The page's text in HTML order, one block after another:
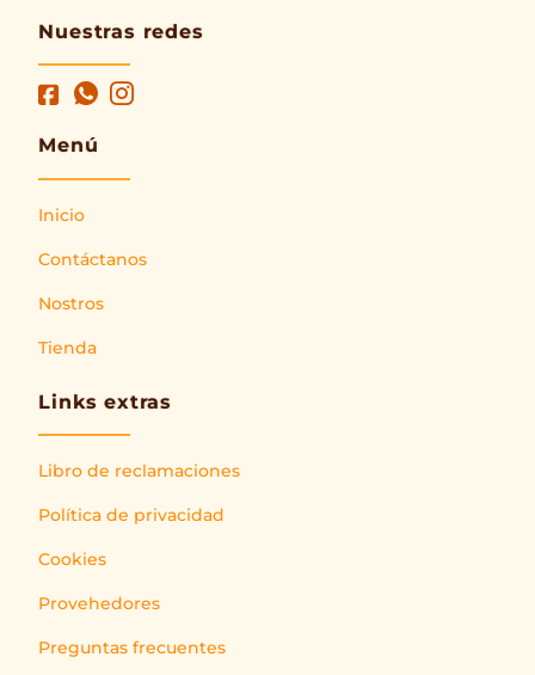
Nuestras redes
Menú
Inicio
Contáctanos
Nostros
Tienda
Links extras
Libro de reclamaciones
Política de privacidad
Cookies
Provehedores
Preguntas frecuentes